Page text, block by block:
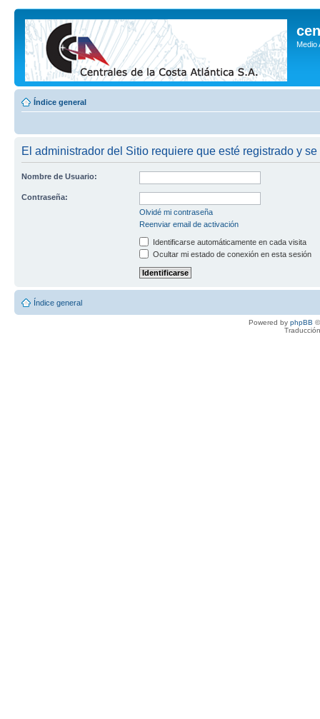
Medio
Índice general
El administrador del Sitio requiere que esté registrado y
Nombre de Usuario:
Contraseña:
Olvidé mi contraseña
Reenviar email de activación
Identificarse automáticamente en cada visita
Ocultar mi estado de conexión en esta sesión
Índice general
Powered by phpBB